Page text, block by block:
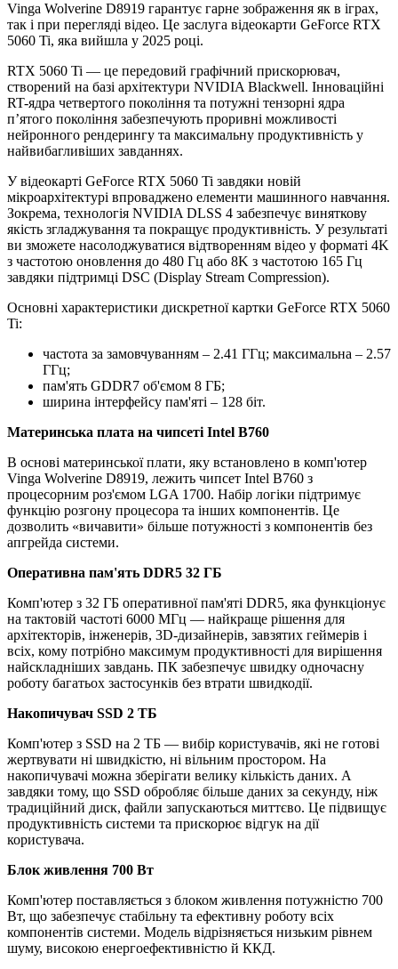
Vinga Wolverine D8919 гарантує гарне зображення як в іграх,
так і при перегляді відео. Це заслуга відеокарти GeForce RTX
5060 Ti, яка вийшла у 2025 році.
RTX 5060 Ti — це передовий графічний прискорювач,
створений на базі архітектури NVIDIA Blackwell. Інноваційні
RT-ядра четвертого покоління та потужні тензорні ядра
п’ятого покоління забезпечують проривні можливості
нейронного рендерингу та максимальну продуктивність у
найвибагливіших завданнях.
У відеокарті GeForce RTX 5060 Ti завдяки новій
мікроархітектурі впроваджено елементи машинного навчання.
Зокрема, технологія NVIDIA DLSS 4 забезпечує виняткову
якість згладжування та покращує продуктивність. У результаті
ви зможете насолоджуватися відтворенням відео у форматі 4K
з частотою оновлення до 480 Гц або 8K з частотою 165 Гц
завдяки підтримці DSC (Display Stream Compression).
Основні характеристики дискретної картки GeForce RTX 5060
Ti:
частота за замовчуванням – 2.41 ГГц; максимальна – 2.57
ГГц;
пам'ять GDDR7 об'ємом 8 ГБ;
ширина інтерфейсу пам'яті – 128 біт.
Материнська плата на чипсеті Intel B760
В основі материнської плати, яку встановлено в комп'ютер
Vinga Wolverine D8919, лежить чипсет Intel B760 з
процесорним роз'ємом LGA 1700. Набір логіки підтримує
функцію розгону процесора та інших компонентів. Це
дозволить «вичавити» більше потужності з компонентів без
апгрейда системи.
Оперативна пам'ять DDR5 32 ГБ
Комп'ютер з 32 ГБ оперативної пам'яті DDR5, яка функціонує
на тактовій частоті 6000 МГц — найкраще рішення для
архітекторів, інженерів, 3D-дизайнерів, завзятих геймерів і
всіх, кому потрібно максимум продуктивності для вирішення
найскладніших завдань. ПК забезпечує швидку одночасну
роботу багатьох застосунків без втрати швидкодії.
Накопичувач SSD 2 ТБ
Комп'ютер з SSD на 2 ТБ — вибір користувачів, які не готові
жертвувати ні швидкістю, ні вільним простором. На
накопичувачі можна зберігати велику кількість даних. А
завдяки тому, що SSD обробляє більше даних за секунду, ніж
традиційний диск, файли запускаються миттєво. Це підвищує
продуктивність системи та прискорює відгук на дії
користувача.
Блок живлення 700 Вт
Комп'ютер поставляється з блоком живлення потужністю 700
Вт, що забезпечує стабільну та ефективну роботу всіх
компонентів системи. Модель відрізняється низьким рівнем
шуму, високою енергоефективністю й ККД.